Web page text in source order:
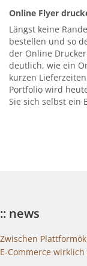
Online Flyer
Längst keine
bestellen und so
der Online
deutlich, wie ein
kurzen
Portfolio wird
Sie sich selbst ein
:: news
Zwischen
E-Commerce